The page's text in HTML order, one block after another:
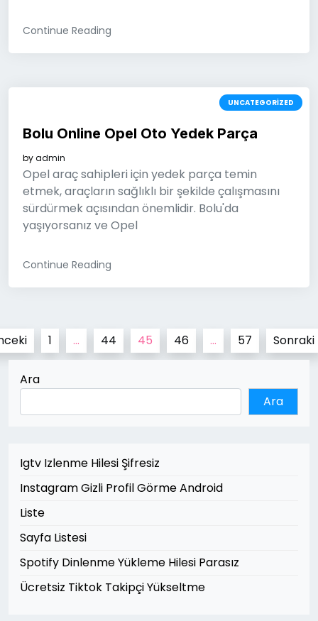
Continue Reading
UNCATEGORIZED
Bolu Online Opel Oto Yedek Parça
byadmin
Opel araç sahipleri için yedek parça temin
etmek, araçların sağlıklı bir şekilde çalışmasını
sürdürmek açısından önemlidir. Bolu'da
yaşıyorsanız ve Opel
Continue Reading
Yazı
sayfalaması
1 … 44 45 46 … 57 Sonraki
Ara
Ara
Igtv Izlenme Hilesi Şifresiz
Instagram Gizli Profil Görme Android
Liste
Sayfa Listesi
Spotify Dinlenme Yükleme Hilesi Parasız
Ücretsiz Tiktok Takipçi Yükseltme